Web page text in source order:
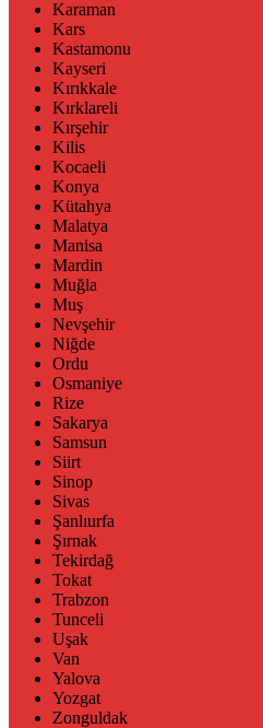
Karaman
Kars
Kastamonu
Kayseri
Kırıkkale
Kırklareli
Kırşehir
Kilis
Kocaeli
Konya
Kütahya
Malatya
Manisa
Mardin
Muğla
Muş
Nevşehir
Niğde
Ordu
Osmaniye
Rize
Sakarya
Samsun
Siirt
Sinop
Sivas
Şanlıurfa
Şırnak
Tekirdağ
Tokat
Trabzon
Tunceli
Uşak
Van
Yalova
Yozgat
Zonguldak